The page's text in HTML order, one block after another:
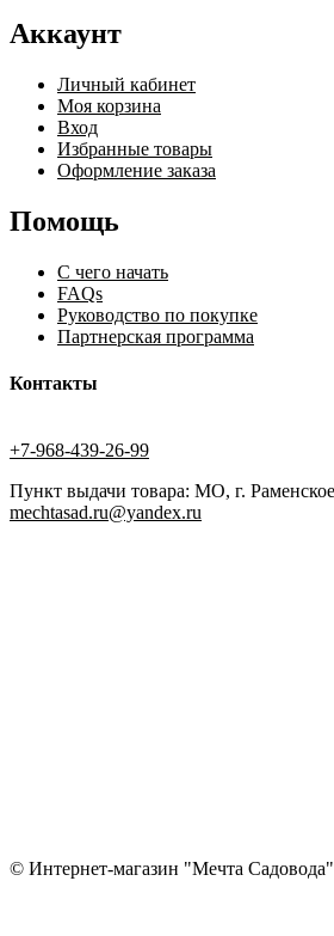
Аккаунт
Личный кабинет
Моя корзина
Вход
Избранные товары
Оформление заказа
Помощь
С чего начать
FAQs
Руководство по покупке
Партнерская программа
Контакты
+7-968-439-26-99
Пункт выдачи товара: МО, г.
mechtasad.ru@yandex.ru
© Интернет-магазин "Мечта Садовода"